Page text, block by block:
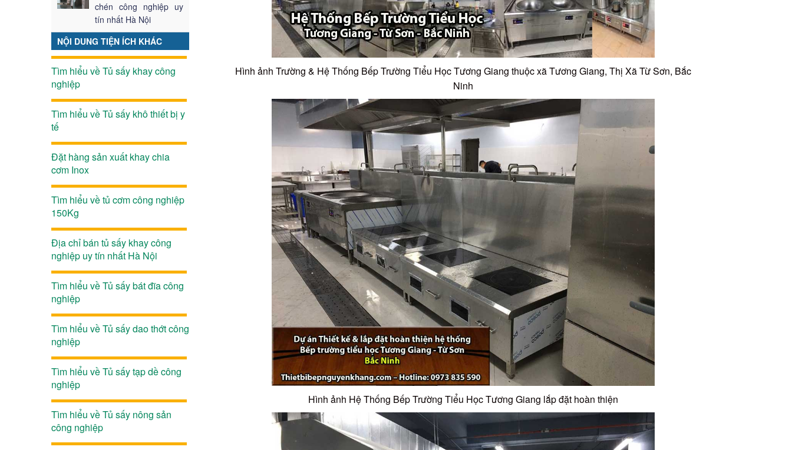
Hình ảnh Trường & Hệ Thống Bếp Trường Tiểu Học Tương Giang thuộc xã Tương Giang, Thị Xã Từ Sơn, Bắc
Ninh
Hình ảnh Hệ Thống Bếp Trường Tiểu Học Tương Giang lắp đặt hoàn thiện
chén công nghiệp uy
tín nhất Hà Nội
NỘI DUNG TIỆN ÍCH KHÁC
Tìm hiểu về Tủ sấy khay công
nghiệp
Tìm hiểu về Tủ sấy khô thiết bị y
tế
Đặt hàng sản xuất khay chia
cơm Inox
Tìm hiểu về tủ cơm công nghiệp
150Kg
Địa chỉ bán tủ sấy khay công
nghiệp uy tín nhất Hà Nội
Tìm hiểu về Tủ sấy bát đĩa công
nghiệp
Tìm hiểu về Tủ sấy dao thớt công
nghiệp
Tìm hiểu về Tủ sấy tạp dề công
nghiệp
Tìm hiểu về Tủ sấy nông sản
công nghiệp